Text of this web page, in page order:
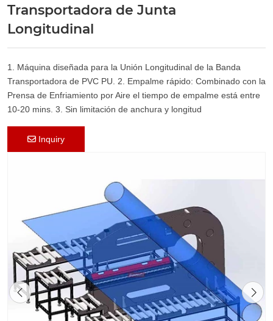
Transportadora de Junta
Longitudinal
1. Máquina diseñada para la Unión Longitudinal de la Banda
Transportadora de PVC PU. 2. Empalme rápido: Combinado con la
Prensa de Enfriamiento por Aire el tiempo de empalme está entre
10-20 mins. 3. Sin limitación de anchura y longitud
Inquiry